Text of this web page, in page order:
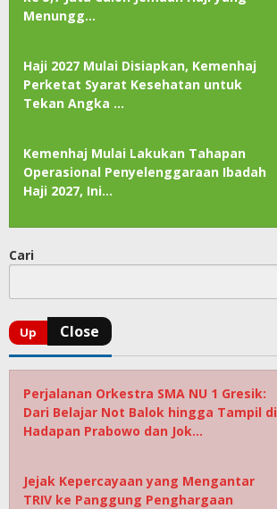
Menungg…
Haji 2027 Mulai Disiapkan, Kemenhaj
Perketat Syarat Kesehatan untuk
Tekan Angka …
Kemenhaj Mulai Lakukan Tahapan
Operasional Penyelenggaraan Ibadah
Haji 2027, Ini…
Cari
Perjalanan Orkestra SMA NU 1 Gresik:
Dari Belajar Not Balok hingga Tampil di
Hadapan Prabowo dan Jok…
Jejak Kepercayaan yang Mengantar
TRIV ke Panggung Penghargaan